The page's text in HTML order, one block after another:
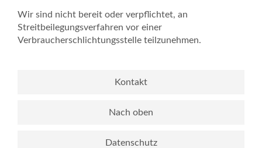
Wir sind nicht bereit oder verpflichtet, an
Streitbeilegungsverfahren vor einer
Verbraucherschlichtungsstelle teilzunehmen.
Kontakt
Nach oben
Datenschutz